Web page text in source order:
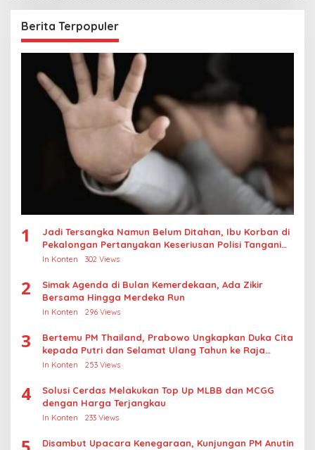
Berita Terpopuler
1
Jadi Tersangka Namun Belum Ditahan, Ibu Korban di
Pekalongan Pertanyakan Keseriusan Polisi Tangani
Kasus Rudapksa Sampai Anaknya Hamil
In Konten 302 Views
2
Simak Agenda di Bulan Kemerdekaan, Ada Zikir
Bersama Hingga Merdeka Run
In Konten 296 Views
3
Bertemu PM Thailand, Prabowo Ungkapkan Duka Cita
kepada Putri dan Selamat Ulang Tahun ke Raja
Thailand
In Konten 253 Views
4
Solusi Cerdas Melakukan Top Up MLBB dan MCGG
dengan Harga Terjangkau
In Konten 233 Views
Disambut Upacara Kenegaraan, Kunjungan PM Anutin